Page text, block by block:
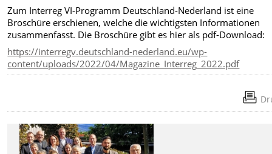
Zum Interreg VI-Programm Deutschland-Nederland ist eine
Broschüre erschienen, welche die wichtigsten Informationen
zusammenfasst. Die Broschüre gibt es hier als pdf-Download:
https://interregv.deutschland-nederland.eu/wp-
content/uploads/2022/04/Magazine_Interreg_2022.pdf